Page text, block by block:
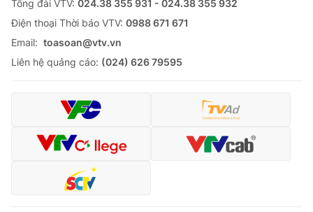
Tổng đài VTV: 024.38 355 931 - 024.38 355 932
Ðiện thoại Thời báo VTV: 0988 671 671
Email: toasoan@vtv.vn
Liên hệ quảng cáo: (024) 626 79595